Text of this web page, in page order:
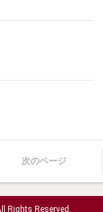
次のページ
Rights Reserved.